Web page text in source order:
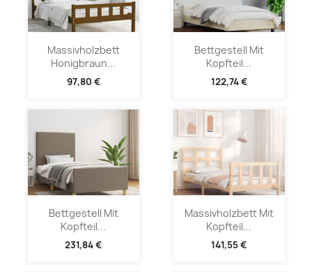
Massivholzbett
Honigbraun...
97,80 €
Bettgestell Mit
Kopfteil...
122,74 €
Bettgestell Mit
Kopfteil...
231,84 €
Massivholzbett Mit
Kopfteil...
141,55 €